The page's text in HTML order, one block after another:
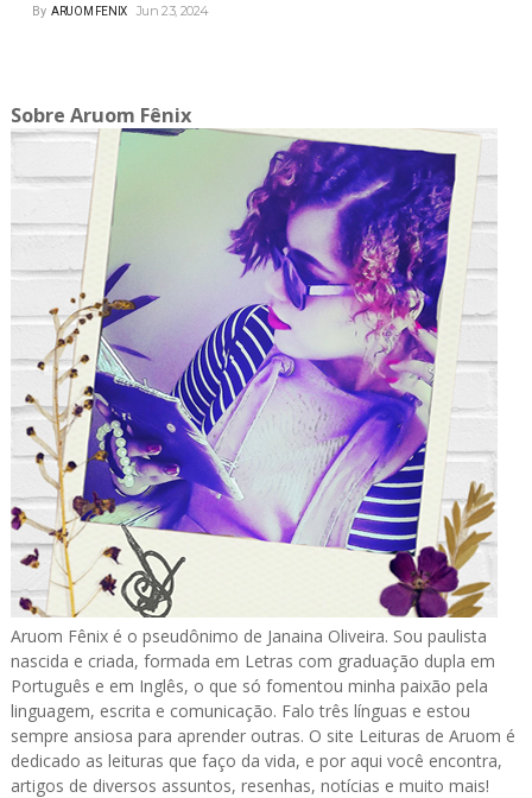
By ARUOM FENIX Jun 23, 2024
Sobre Aruom Fênix
Aruom Fênix é o pseudônimo de Janaina Oliveira. Sou paulista
nascida e criada, formada em Letras com graduação dupla em
Português e em Inglês, o que só fomentou minha paixão pela
linguagem, escrita e comunicação. Falo três línguas e estou
sempre ansiosa para aprender outras. O site Leituras de Aruom é
dedicado as leituras que faço da vida, e por aqui você encontra,
artigos de diversos assuntos, resenhas, notícias e muito mais!